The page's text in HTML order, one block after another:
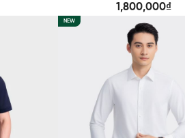
Regular Fit 1LS257S0H2
1,800,000₫
NEW